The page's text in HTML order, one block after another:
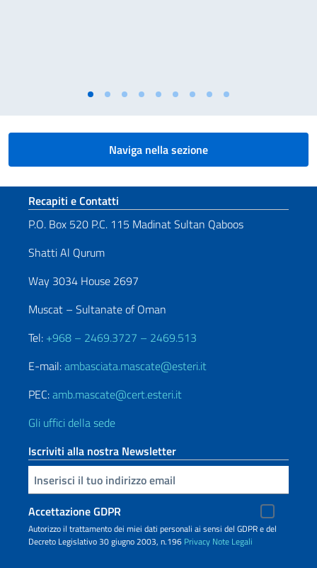
Naviga nella sezione
Sezione footer
Recapiti e Contatti
P.O. Box 520 P.C. 115 Madinat Sultan Qaboos
Shatti Al Qurum
Way 3034 House 2697
Muscat – Sultanate of Oman
Tel: +968 – 2469.3727 – 2469.513
E-mail:ambasciata.mascate@esteri.it
PEC:amb.mascate@cert.esteri.it
Gli uffici della sede
Iscriviti alla nostra Newsletter
Inserisci la tua email
Accettazione GDPR
Autorizzo il trattamento dei miei dati personali ai sensi del GDPR e del
Decreto Legislativo 30 giugno 2003, n.196 Privacy Note Legali